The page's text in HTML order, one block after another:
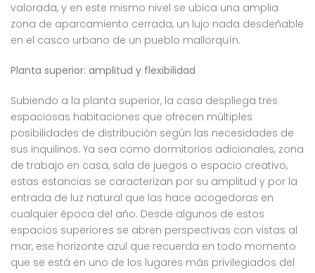
valorada, y en este mismo nivel se ubica una amplia
zona de aparcamiento cerrada, un lujo nada desdeñable
en el casco urbano de un pueblo mallorquín.
Planta superior: amplitud y flexibilidad
Subiendo a la planta superior, la casa despliega tres
espaciosas habitaciones que ofrecen múltiples
posibilidades de distribución según las necesidades de
sus inquilinos. Ya sea como dormitorios adicionales, zona
de trabajo en casa, sala de juegos o espacio creativo,
estas estancias se caracterizan por su amplitud y por la
entrada de luz natural que las hace acogedoras en
cualquier época del año. Desde algunos de estos
espacios superiores se abren perspectivas con vistas al
mar, ese horizonte azul que recuerda en todo momento
que se está en uno de los lugares más privilegiados del